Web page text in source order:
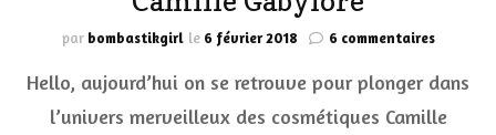
par bombastikgirl le 6 février 2018 6 commentairessur
déclic
les
Hello, aujourd’hui on se retrouve pour plonger dans
l’univers merveilleux des cosmétiques Camille